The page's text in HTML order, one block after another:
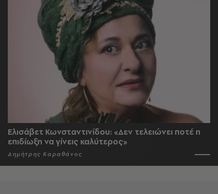
Ελισάβετ Κωνσταντινίδου: «Δεν τελειώνει ποτέ η
επιδίωξη να γίνεις καλύτερος»
Δημήτρης Καραθάνος